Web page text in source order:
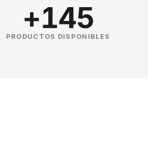
+145
PRODUCTOS DISPONIBLES